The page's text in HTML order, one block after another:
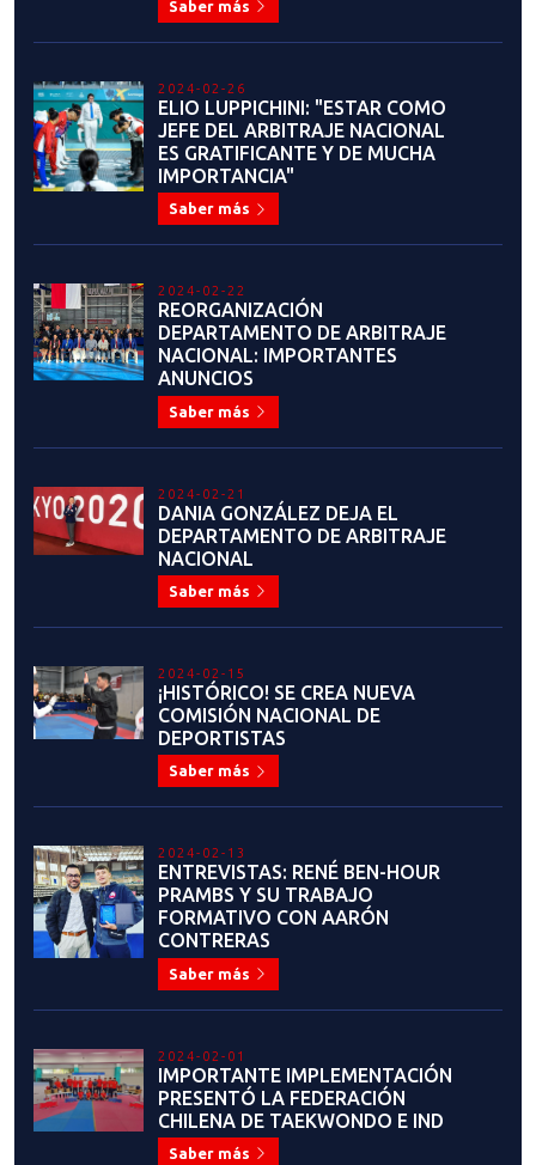
Saber más
2023-06-23
IGNACIO MORALES: "ME PONE
MUY ORGULLOSO EL VER HASTA
DÓNDE HE LLEGADO"
Saber más
JOAQUÍN CHURCHILL:
EVOLUCIÓN CONSTANTE
Saber más
ARTE MARCIAL Y DEPORTE DE
COMBATE"
Saber más
2023-06-19
RESULTADOS: SEMINARIO DE
FORMACIÓN DE ÁRBITROS DE
COMBATE, REFRESCAMIENTO,
CAPACITACIÓN Y CURSO DE
COACH
2023-06-08
COMIENZA LA PARTICIPACIÓN DE
NUESTROS SELECCIONADOS EN
GRAND PRIX ROMA 2023
Saber más
2023-06-07
¡HISTÓRICO! TRES
SELECCIONADOS PARTICIPARÁN
EN GRAND PRIX ROMA 2023